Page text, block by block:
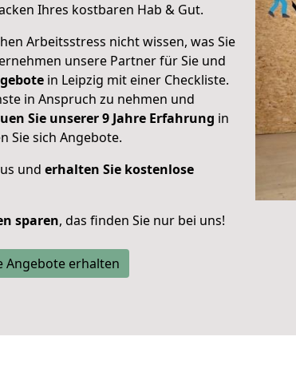
Ihres kostbaren Hab & Gut.
Arbeitsstress nicht wissen, was Sie
unsere Partner für Sie und
in Leipzig mit einer Checkliste.
in Anspruch zu nehmen und
Sie unserer 9 Jahre Erfahrung in
Sie sich Angebote.
und erhalten Sie kostenlose
sparen, das finden Sie nur bei uns!
Angebote erhalten